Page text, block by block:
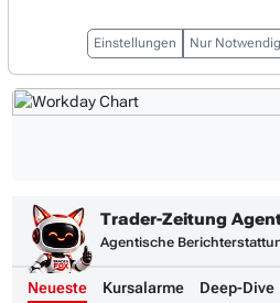
Trader-Zeitung
Agentische
Neueste Kursalarme Deep-Dive
Einstellungen Nur